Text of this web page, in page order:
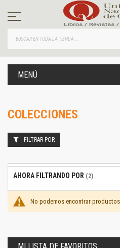
contenido
MENÚ
COLECCIONES
No podemos encontrar
FILTRAR POR
AHORA FILTRANDO POR